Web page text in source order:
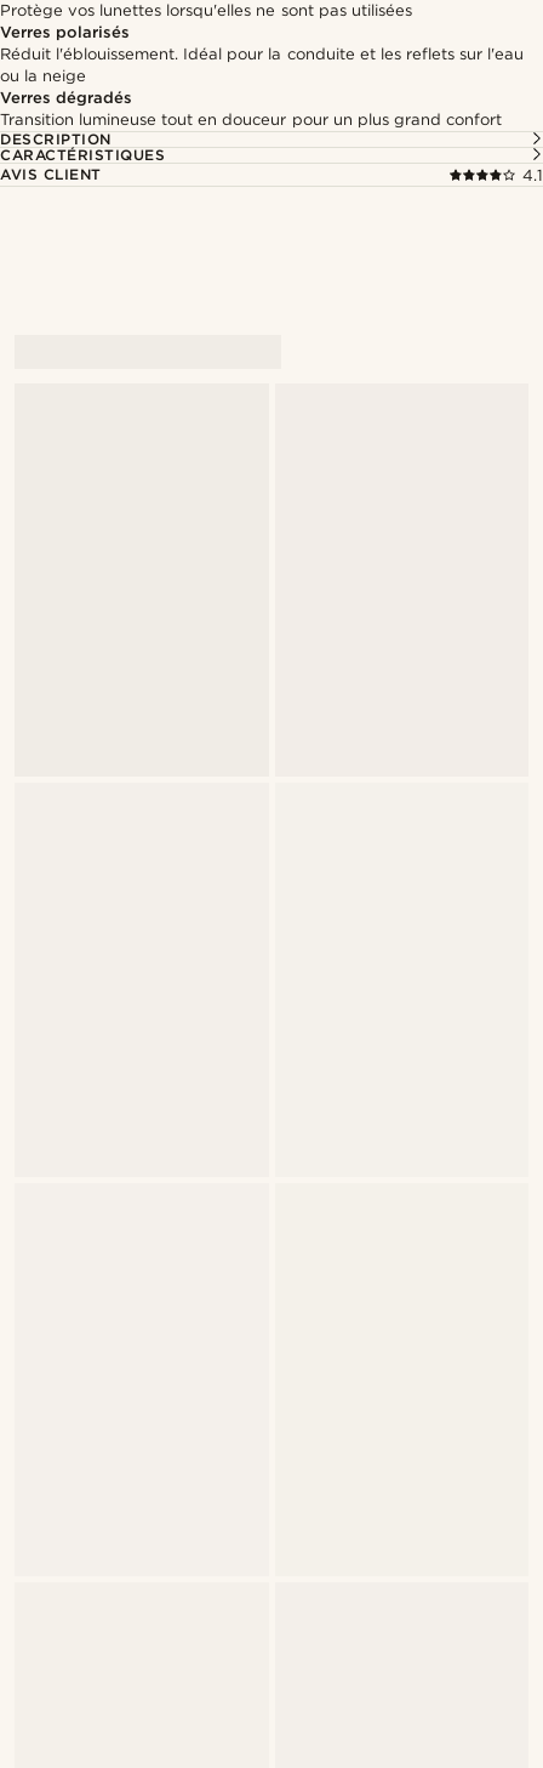
Protège vos lunettes lorsqu'elles ne sont pas utilisées
Verres polarisés
Réduit l'éblouissement. Idéal pour la conduite et les reflets sur l'eau
ou la neige
Verres dégradés
Transition lumineuse tout en douceur pour un plus grand confort
DESCRIPTION
CARACTÉRISTIQUES
AVIS CLIENT
4.1